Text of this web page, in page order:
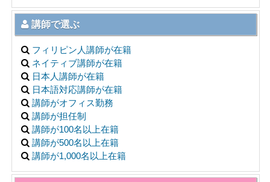
講師で選ぶ
フィリピン人講師が在籍
ネイティブ講師が在籍
日本人講師が在籍
日本語対応講師が在籍
講師がオフィス勤務
講師が担任制
講師が100名以上在籍
講師が500名以上在籍
講師が1,000名以上在籍